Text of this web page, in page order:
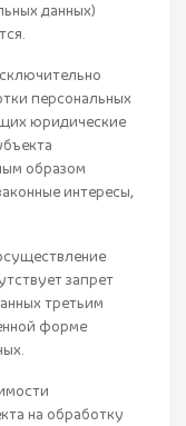
данных)
персональных
юридические
образом
интересы,
запрет
третьим
форме
на обработку